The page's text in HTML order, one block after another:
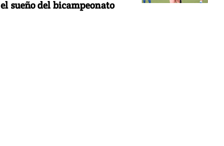
el sueño del bicampeonato